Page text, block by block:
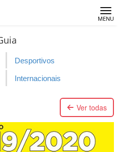
MENU
Desportivos
Internacionais
Ver todas